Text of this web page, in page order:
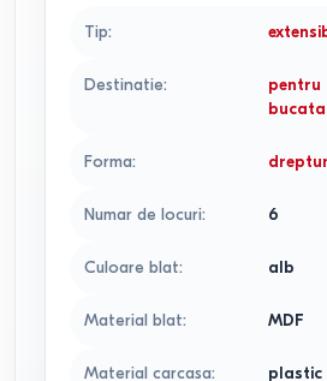
Tip:
Destinatie: pentru
Forma:
Numar de locuri: 6
Culoare blat: alb
Material blat: MDF
Material carcasa: plastic